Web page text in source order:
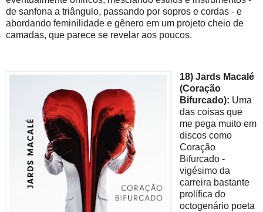
de sanfona a triângulo, passando por sopros e cordas - e
abordando feminilidade e gênero em um projeto cheio de
camadas, que parece se revelar aos poucos.
18) Jards Macalé
(Coração
Bifurcado): Uma
das coisas que
me pega muito em
discos como
Coração
Bifurcado -
vigésimo da
carreira bastante
prolífica do
octogenário poeta